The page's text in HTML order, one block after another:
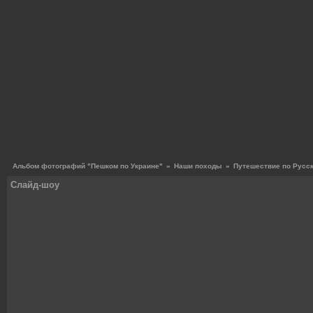
Альбом фотографий "Пешком по Украине" » Наши походы » Путешествие по
Слайд-шоу